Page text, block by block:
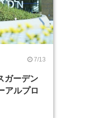
7/13
ガーデン
アルプロ